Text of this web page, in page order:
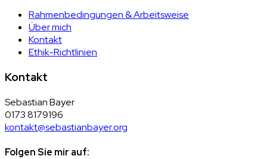
Rahmenbedingungen & Arbeitsweise
Über mich
Kontakt
Ethik-Richtlinien
Kontakt
Sebastian Bayer
0173 8179196
kontakt@sebastianbayer.org
Folgen Sie mir auf: